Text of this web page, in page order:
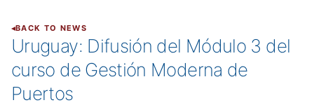
BACK TO NEWS
Uruguay: Difusión del Módulo 3 del
curso de Gestión Moderna de
Puertos